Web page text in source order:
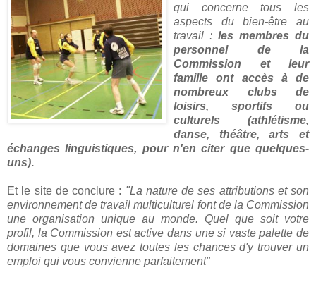
qui concerne tous les
aspects du bien-être au
travail : les membres du
personnel de la
Commission et leur
famille ont accès à de
nombreux clubs de
loisirs, sportifs ou
culturels (athlétisme,
danse, théâtre, arts et
échanges linguistiques, pour n'en citer que quelques-
uns).
Et le site de conclure : "La nature de ses attributions et son
environnement de travail multiculturel font de la Commission
une organisation unique au monde. Quel que soit votre
profil, la Commission est active dans une si vaste palette de
domaines que vous avez toutes les chances d'y trouver un
emploi qui vous convienne parfaitement"